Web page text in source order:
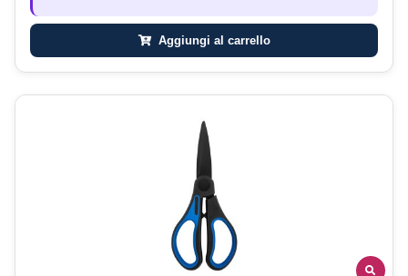
Aggiungi al carrello